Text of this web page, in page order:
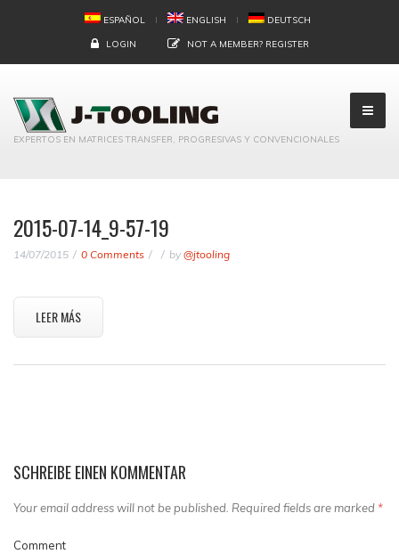
ESPAÑOL ENGLISH DEUTSCH
LOGIN NOT A MEMBER? REGISTER
EXPERTOS EN MATRICES TRANSFER, PROGRESIVAS Y CONVENCIONALES
2015-07-14_9-57-19
14/07/2015 0 Comments by @jtooling
LEER MÁS
SCHREIBE EINEN KOMMENTAR
Your email address will not be published. Required fields are marked *
Comment